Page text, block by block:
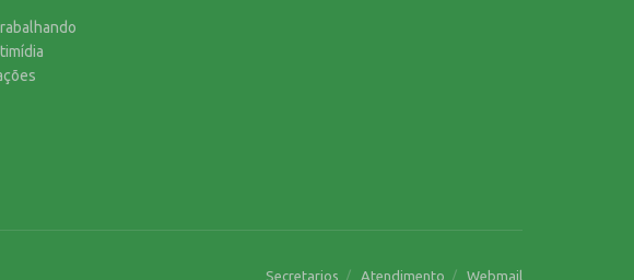
Secretarios Atendimento Webmail